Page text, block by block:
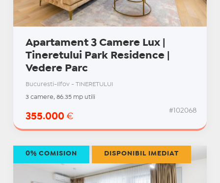
Apartament 3 Camere Lux |
Tineretului Park Residence |
Vedere Parc
Bucuresti-Ilfov - TINERETULUI
3 camere, 86.35 mp utili
355.000 €
#102068
0% COMISION DISPONIBIL IMEDIAT